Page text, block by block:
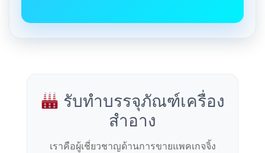
รับทำบรรจุภัณฑ์เครื่อง
สำอาง
เราคือผู้เชี่ยวชาญด้านการขายแพคเกจจิ้ง